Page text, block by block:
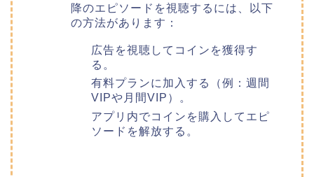
降のエピソードを視聴するには、以下
の方法があります：
広告を視聴してコインを獲得す
る。
有料プランに加入する（例：週間
VIPや月間VIP）。
アプリ内でコインを購入してエピ
ソードを解放する。